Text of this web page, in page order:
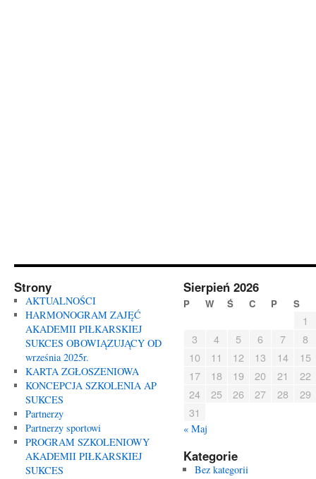
Strony
AKTUALNOŚCI
HARMONOGRAM ZAJĘĆ
AKADEMII PIŁKARSKIEJ
SUKCES OBOWIĄZUJĄCY OD
września 2025r.
KARTA ZGŁOSZENIOWA
KONCEPCJA SZKOLENIA AP
SUKCES
Partnerzy
Partnerzy sportowi
PROGRAM SZKOLENIOWY
AKADEMII PIŁKARSKIEJ
SUKCES
Sierpień 2026
P W Ś C P S
1
3
4 5 6 7
8
10
11 12 13 14
15
17
18 19 20 21
22
24
25 26 27 28
29
31
« Maj
Kategorie
Bez kategorii